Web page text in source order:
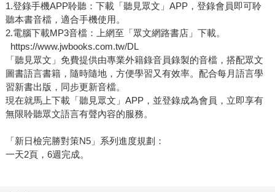
1.登錄手機APP聆聽：下載「聽見眾文」APP，登錄會員即可聆
聽本書音檔，適合手機使用。
2.電腦下載MP3音檔：上網至「眾文網路書店」下載。
https://www.jwbooks.com.tw/DL
「聽見眾文」免費提供由專業外籍錄音員錄製的音檔，搭配眾文
圖書語言書籍，隨時隨地，方便學習又有效率。配合每月語言學
習新書出版，同步更新音檔。
現在就馬上下載「聽見眾文」APP，並登錄成為會員，立即享有
無限聆聽眾文語言有聲內容的服務。
「新日檢完勝對策N5」系列進度規劃：
一天2頁，6週完成。